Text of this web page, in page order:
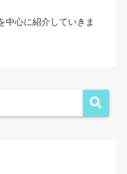
中心に紹介していきま